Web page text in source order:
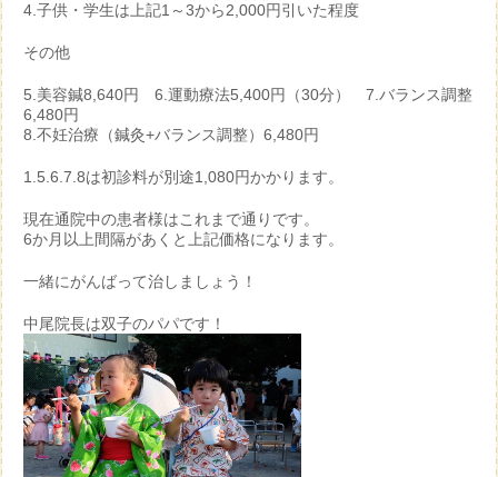
4.子供・学生は上記1～3から2,000円引いた程度
その他
5.美容鍼8,640円 6.運動療法5,400円（30分） 7.バランス調整
6,480円
8.不妊治療（鍼灸+バランス調整）6,480円
1.5.6.7.8は初診料が別途1,080円かかります。
現在通院中の患者様はこれまで通りです。
6か月以上間隔があくと上記価格になります。
一緒にがんばって治しましょう！
中尾院長は双子のパパです！